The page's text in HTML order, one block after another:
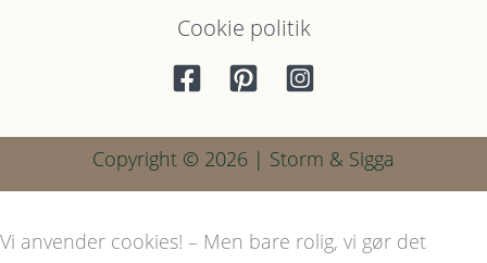
Cookie politik
Copyright © 2026 | Storm & Sigga
Vi anvender cookies! – Men bare rolig, vi gør det